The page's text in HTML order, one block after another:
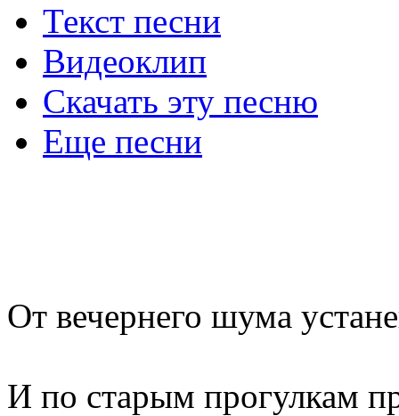
Текст песни
Видеоклип
Скачать эту песню
Еще песни
От вечернего шума
И по старым прогулкам